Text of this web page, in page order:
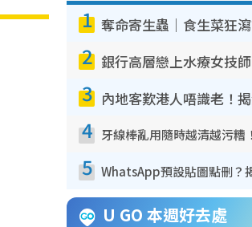
1
2
3
4
5
U GO 本週好去處